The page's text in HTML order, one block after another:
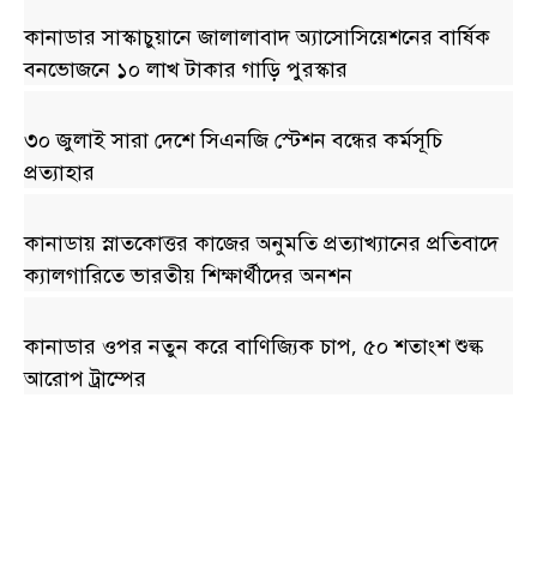
কানাডার সাস্কাচুয়ানে জালালাবাদ অ্যাসোসিয়েশনের বার্ষিক
বনভোজনে ১০ লাখ টাকার গাড়ি পুরস্কার
৩০ জুলাই সারা দেশে সিএনজি স্টেশন বন্ধের কর্মসূচি
প্রত্যাহার
কানাডায় স্নাতকোত্তর কাজের অনুমতি প্রত্যাখ্যানের প্রতিবাদে
ক্যালগারিতে ভারতীয় শিক্ষার্থীদের অনশন
কানাডার ওপর নতুন করে বাণিজ্যিক চাপ, ৫০ শতাংশ শুল্ক
আরোপ ট্রাম্পের